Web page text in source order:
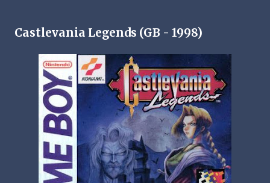
Castlevania Legends (GB - 1998)